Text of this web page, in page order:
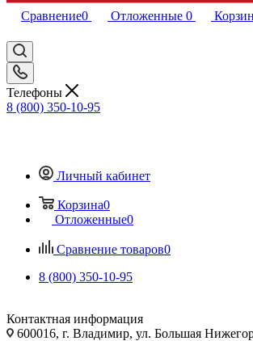
Сравнение0 Отложенные 0
Телефоны
8 (800) 350-10-95
Личный кабинет
Корзина0
Отложенные0
Сравнение товаров0
8 (800) 350-10-95
Контактная информация
600016, г. Владимир, ул. Большая